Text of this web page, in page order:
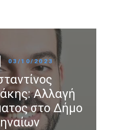
03/10/2023
Αλλαγή
στο Δήμο